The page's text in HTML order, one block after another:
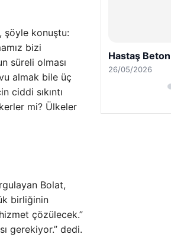
şöyle konuştu:
bizi
süreli olması
almak bile üç
ciddi sıkıntı
mi? Ülkeler
Bolat,
birliğinin
çözülecek.”
gerekiyor.” dedi.